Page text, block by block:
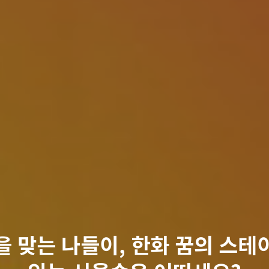
맞는 나들이, 한화 꿈의 스테